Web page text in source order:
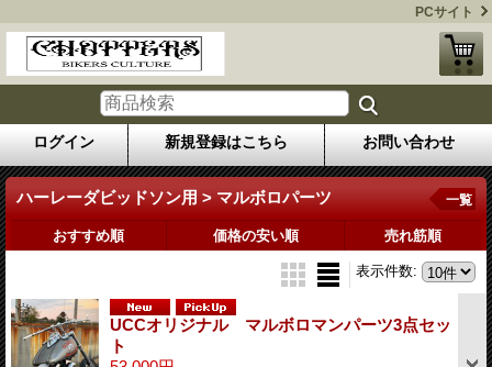
PCサイト
ログイン 新規登録はこちら お問い合わせ
ハーレーダビッドソン用 > マルボロパーツ 一覧
おすすめ順 価格の安い順 売れ筋順
表示件数:
UCCオリジナル マルボロマンパーツ3点セッ
ト